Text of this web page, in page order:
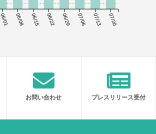
06/01 06/08 06/15 06/22 06/29 07/06 07/13 07/20
お問い合わせ プレスリリース受付